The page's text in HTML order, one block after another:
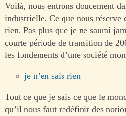
Voilà, nous entrons doucement
industrielle. Ce que nous réserve
rien. Pas plus que je ne saurai
courte période de transition de
les fondements d’une société
je n’en sais rien
Tout ce que je sais ce que le
qu’il nous faut redéfinir des